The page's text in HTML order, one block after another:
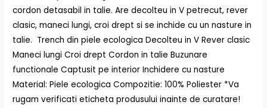
cordon detasabil in talie. Are decolteu in V petrecut, rever
clasic, maneci lungi, croi drept si se inchide cu un nasture in
talie. Trench din piele ecologica Decolteu in V Rever clasic
Maneci lungi Croi drept Cordon in talie Buzunare
functionale Captusit pe interior Inchidere cu nasture
Material: Piele ecologica Compozitie: 100% Poliester *Va
rugam verificati eticheta produsului inainte de curatare!